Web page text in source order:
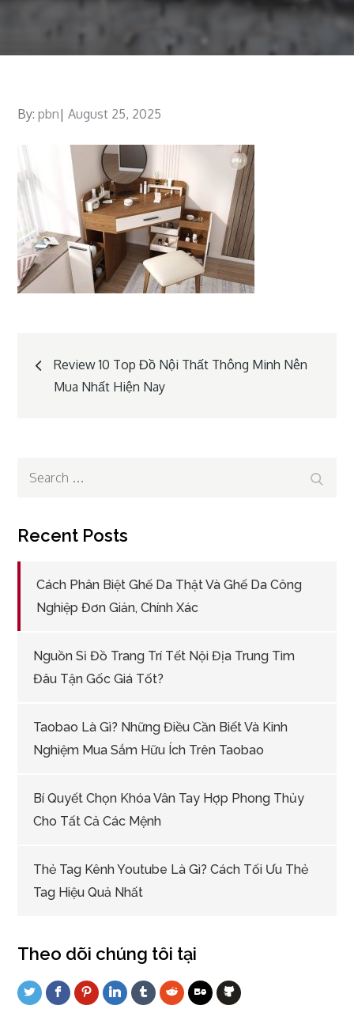
By:pbn Posted
August 25, 2025
Post
navigation
Review 10 Top Đồ Nội Thất Thông Minh Nên
Mua Nhất Hiện Nay
Search
Recent Posts
Cách Phân Biệt Ghế Da Thật Và Ghế Da Công
Nghiệp Đơn Giản, Chính Xác
Nguồn Sỉ Đồ Trang Trí Tết Nội Địa Trung Tìm
Đâu Tận Gốc Giá Tốt?
Taobao Là Gì? Những Điều Cần Biết Và Kinh
Nghiệm Mua Sắm Hữu Ích Trên Taobao
Bí Quyết Chọn Khóa Vân Tay Hợp Phong Thủy
Cho Tất Cả Các Mệnh
Thẻ Tag Kênh Youtube Là Gì? Cách Tối Ưu Thẻ
Tag Hiệu Quả Nhất
Theo dõi chúng tôi tại